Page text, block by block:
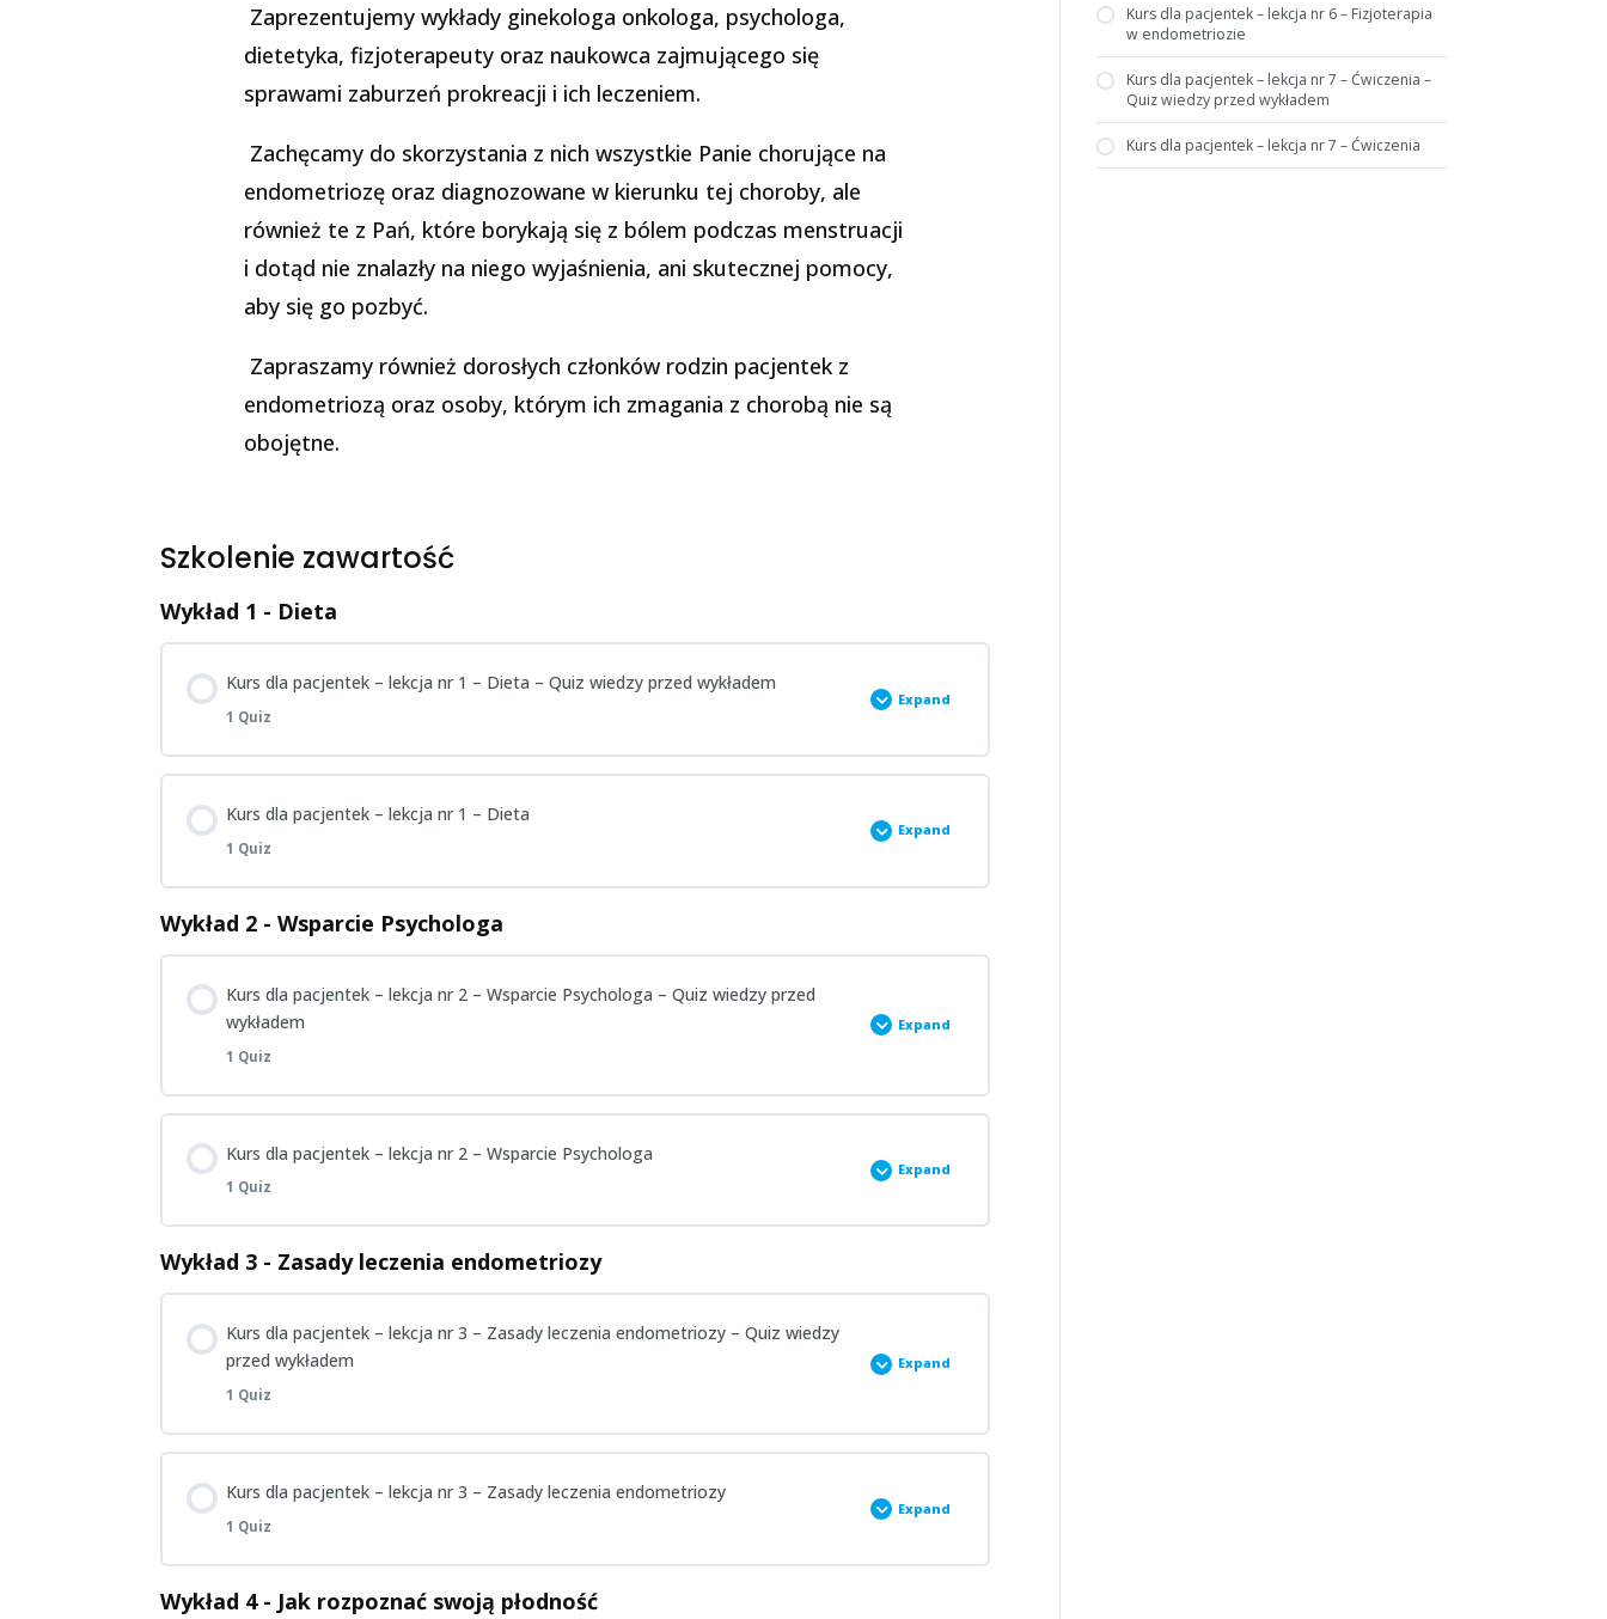
Zaprezentujemy wykłady ginekologa onkologa, psychologa,
dietetyka, fizjoterapeuty oraz naukowca zajmującego się
sprawami zaburzeń prokreacji i ich leczeniem.
Zachęcamy do skorzystania z nich wszystkie Panie chorujące na
endometriozę oraz diagnozowane w kierunku tej choroby, ale
również te z Pań, które borykają się z bólem podczas menstruacji
i dotąd nie znalazły na niego wyjaśnienia, ani skutecznej pomocy,
aby się go pozbyć.
Zapraszamy również dorosłych członków rodzin pacjentek z
endometriozą oraz osoby, którym ich zmagania z chorobą nie są
obojętne.
Szkolenie zawartość
Wykład 1 - Dieta
Kurs dla pacjentek – lekcja nr 1 – Dieta – Quiz wiedzy przed wykładem
1 Quiz
Expand
Kurs dla pacjentek – lekcja nr 1 – Dieta
1 Quiz
Expand
Zagadnienie Content
Pacjentki – Wykład 1 – Quiz wiedzy po wykładzie
Wykład 2 - Wsparcie Psychologa
Kurs dla pacjentek – lekcja nr 2 – Wsparcie Psychologa – Quiz wiedzy przed
wykładem
1 Quiz
Expand
Kurs dla pacjentek – lekcja nr 2 – Wsparcie Psychologa
1 Quiz
Expand
Zagadnienie Content
Pacjentki – Wykład 2 – Quiz wiedzy po wykładzie
Wykład 3 - Zasady leczenia endometriozy
Kurs dla pacjentek – lekcja nr 3 – Zasady leczenia endometriozy – Quiz wiedzy
przed wykładem
1 Quiz
Expand
Kurs dla pacjentek – lekcja nr 3 – Zasady leczenia endometriozy
1 Quiz
Expand
Zagadnienie Content
Wykład 4 - Jak rozpoznać swoją płodność
Kurs dla pacjentek – lekcja nr 6 – Fizjoterapia
w endometriozie
Kurs dla pacjentek – lekcja nr 7 – Ćwiczenia –
Quiz wiedzy przed wykładem
Kurs dla pacjentek – lekcja nr 7 – Ćwiczenia